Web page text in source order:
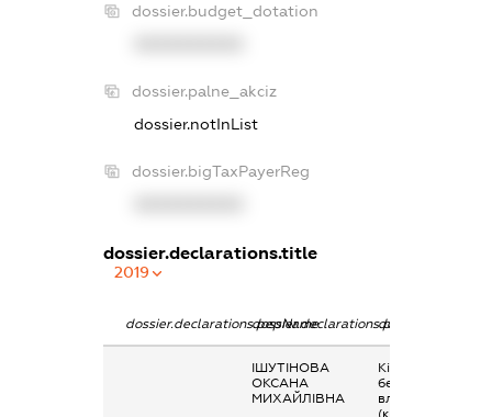
dossier.budget_dotation
dossier.palne_akciz
dossier.notInList
dossier.bigTaxPayerReg
dossier.declarations.title
2019
dossier.declarations.pepNamedossier.declarations.personName
ІШУТІНОВА
ОКСАНА
МИХАЙЛІВНА
Кінцевий
бенефіціарний
власник
(контролер)